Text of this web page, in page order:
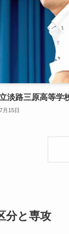
淡路三原高等学
月15日
分と専攻